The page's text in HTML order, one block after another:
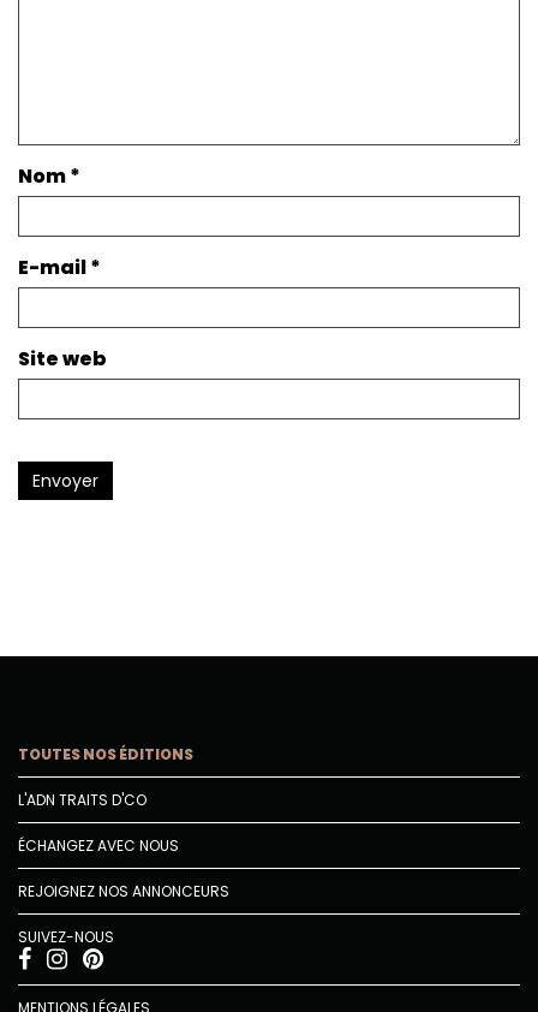
Nom*
E-mail*
Site web
Envoyer
TOUTES NOS ÉDITIONS
L'ADN TRAITS D'CO
ÉCHANGEZ AVEC NOUS
REJOIGNEZ NOS ANNONCEURS
SUIVEZ-NOUS